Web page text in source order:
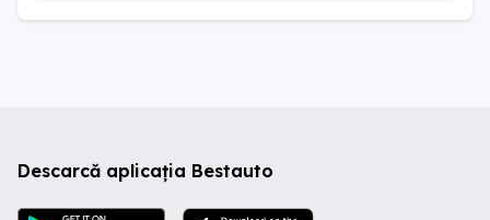
Descarcă aplicația Bestauto